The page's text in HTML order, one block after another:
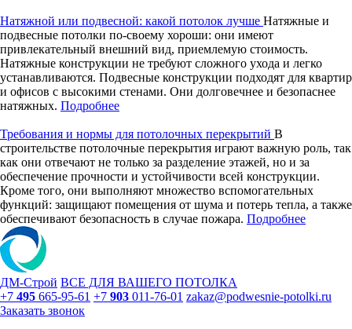
Натяжной или подвесной: какой потолок лучше Натяжные и
подвесные потолки по-своему хороши: они имеют
привлекательный внешний вид, приемлемую стоимость.
Натяжные конструкции не требуют сложного ухода и легко
устанавливаются. Подвесные конструкции подходят для квартир
и офисов с высокими стенами. Они долговечнее и безопаснее
натяжных. Подробнее
Требования и нормы для потолочных перекрытий В
строительстве потолочные перекрытия играют важную роль, так
как они отвечают не только за разделение этажей, но и за
обеспечение прочности и устойчивости всей конструкции.
Кроме того, они выполняют множество вспомогательных
функций: защищают помещения от шума и потерь тепла, а также
обеспечивают безопасность в случае пожара. Подробнее
ДМ-Строй ВСЕ ДЛЯ ВАШЕГО ПОТОЛКА
+7 495 665-95-61 +7 903 011-76-01 zakaz@podwesnie-potolki.ru
Заказать звонок